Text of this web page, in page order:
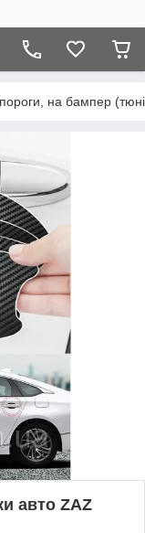
на бампер
авто ZAZ